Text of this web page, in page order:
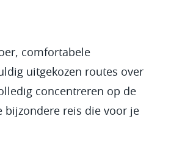
comfortabele
uitgekozen routes over
concentreren op de
bijzondere reis die voor je